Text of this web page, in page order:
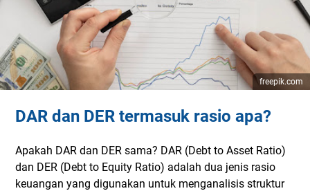
freepik.com
DAR dan DER termasuk rasio apa?
Apakah DAR dan DER sama? DAR (Debt to Asset Ratio)
dan DER (Debt to Equity Ratio) adalah dua jenis rasio
keuangan yang digunakan untuk menganalisis struktur